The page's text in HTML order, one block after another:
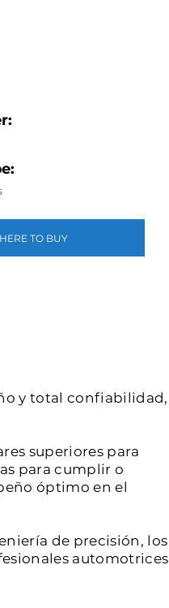
TO BUY
y total confiabilidad,
superiores para
para cumplir o
óptimo en el
de precisión, los
automotrices